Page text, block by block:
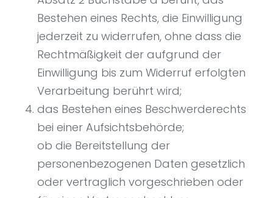
Bestehen eines Rechts, die Einwilligung
jederzeit zu widerrufen, ohne dass die
Rechtmäßigkeit der aufgrund der
Einwilligung bis zum Widerruf erfolgten
Verarbeitung berührt wird;
das Bestehen eines Beschwerderechts
bei einer Aufsichtsbehörde;
ob die Bereitstellung der
personenbezogenen Daten gesetzlich
oder vertraglich vorgeschrieben oder